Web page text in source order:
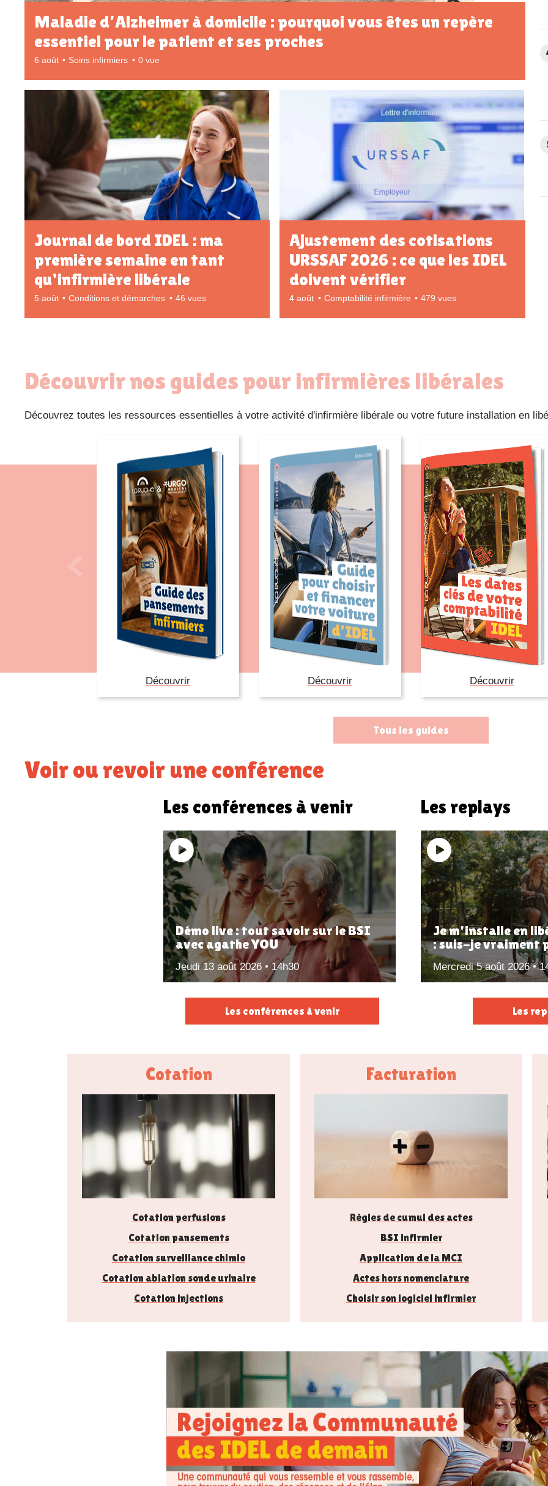
Maladie d’Alzheimer à domicile : pourquoi vous êtes un repère
essentiel pour le patient et ses proches
6 août Soins infirmiers 0 vue
Journal de bord IDEL : ma
première semaine en tant
qu'infirmière libérale
5 août Conditions et démarches 46 vues
Ajustement des cotisations
URSSAF 2026 : ce que les IDEL
doivent vérifier
4 août Comptabilité infirmière 479 vues
Découvrir nos guides pour infirmières libérales
Découvrez toutes les ressources essentielles à votre activité d'infirmière libérale ou votre future installation en
Découvrir Découvrir Découvrir
Tous les guides
Voir ou revoir une conférence
Les conférences à venir
Démo live : tout savoir sur le BSI
avec agathe YOU
Jeudi 13 août 2026 • 14h30
Les conférences à venir
Les replays
Je m'installe en
: suis-je vraiment
Mercredi 5 août 2026 •
Les
Cotation
Cotation perfusions
Cotation pansements
Cotation surveillance chimio
Cotation ablation sonde urinaire
Cotation injections
Facturation
Règles de cumul des actes
BSI infirmier
Application de la MCI
Actes hors nomenclature
Choisir son logiciel infirmier